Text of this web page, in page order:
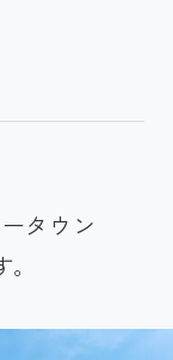
タウン